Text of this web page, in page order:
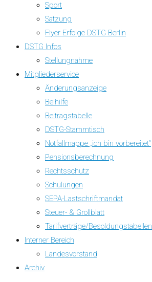
Sport
Satzung
Flyer Erfolge DSTG Berlin
DSTG Infos
Stellungnahme
Mitgliederservice
Änderungsanzeige
Beihilfe
Beitragstabelle
DSTG-Stammtisch
Notfallmappe „ich bin vorbereitet“
Pensionsberechnung
Rechtsschutz
Schulungen
SEPA-Lastschriftmandat
Steuer- & Grollblatt
Tarifverträge/Besoldungstabellen
Interner Bereich
Landesvorstand
Archiv